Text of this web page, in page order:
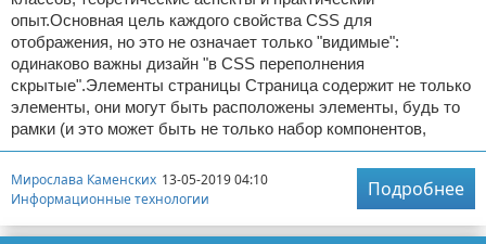
опыт.Основная цель каждого свойства CSS для
отображения, но это не означает только "видимые":
одинаково важны дизайн "в CSS переполнения
скрытые".Элементы страницы Страница содержит не только
элементы, они могут быть расположены элементы, будь то
рамки (и это может быть не только набор компонентов,
Мирослава Каменских 13-05-2019 04:10
Информационные технологии
Подробнее